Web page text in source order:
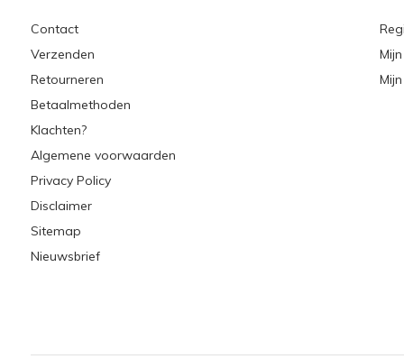
Contact
Verzenden
Retourneren
Betaalmethoden
Klachten?
Algemene voorwaarden
Privacy Policy
Disclaimer
Sitemap
Nieuwsbrief